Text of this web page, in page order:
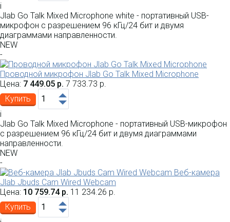
i
Jlab Go Talk Mixed Microphone white - ​​портативный USB-
микрофон с разрешением 96 кГц/24 бит и двумя
диаграммами направленности.
NEW
-
Проводной микрофон Jlab Go Talk Mixed Microphone
Цена: 7 449.05 р. 7 733.73 р.
Купить
i
Jlab Go Talk Mixed Microphone - ​​портативный USB-микрофон
с разрешением 96 кГц/24 бит и двумя диаграммами
направленности.
NEW
-
Веб-камера
Jlab Jbuds Cam Wired Webcam
Цена: 10 759.74 р. 11 234.26 р.
Купить